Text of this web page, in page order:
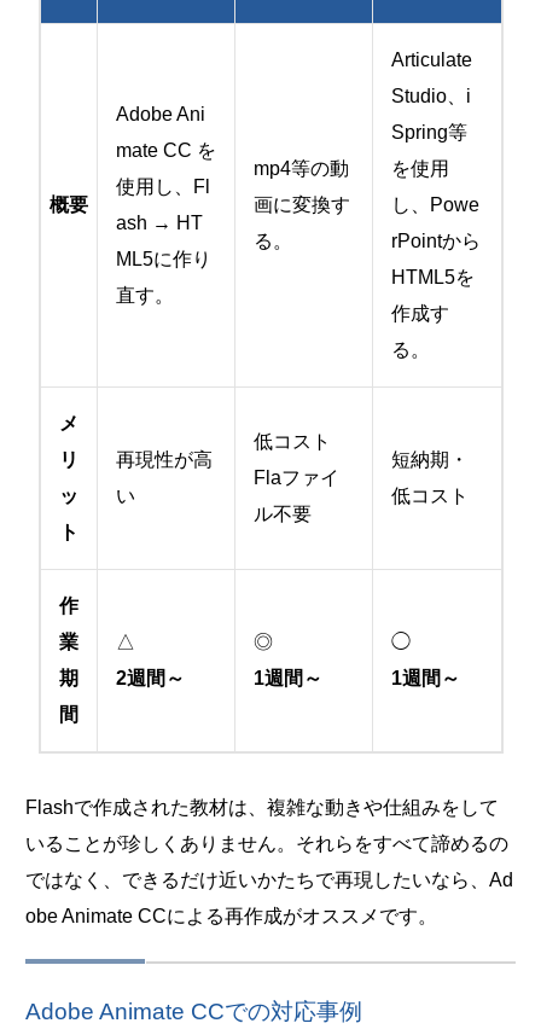
概要
Adobe Ani
mate CC を
使用し、Fl
ash → HT
ML5に作り
直す。
mp4等の動
画に変換す
る。
Articulate
Studio、i
Spring等
を使用
し、Powe
rPointから
HTML5を
作成す
る。
メ
リ
ッ
ト
再現性が高
い
低コスト
Flaファイ
ル不要
短納期・
低コスト
作
業
期
間
△
2週間～
◎
1週間～
◯
1週間～
Flashで作成された教材は、複雑な動きや仕組みをして
いることが珍しくありません。それらをすべて諦めるの
ではなく、できるだけ近いかたちで再現したいなら、Ad
obe Animate CCによる再作成がオススメです。
Adobe Animate CCでの対応事例